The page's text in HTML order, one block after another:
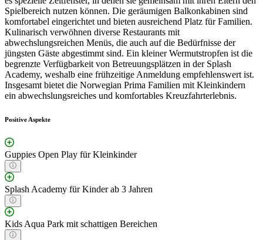
Spielbereich nutzen können. Die geräumigen Balkonkabinen sind
komfortabel eingerichtet und bieten ausreichend Platz für Familien.
Kulinarisch verwöhnen diverse Restaurants mit
abwechslungsreichen Menüs, die auch auf die Bedürfnisse der
jüngsten Gäste abgestimmt sind. Ein kleiner Wermutstropfen ist die
begrenzte Verfügbarkeit von Betreuungsplätzen in der Splash
Academy, weshalb eine frühzeitige Anmeldung empfehlenswert ist.
Insgesamt bietet die Norwegian Prima Familien mit Kleinkindern
ein abwechslungsreiches und komfortables Kreuzfahrterlebnis.
Positive Aspekte
Guppies Open Play für Kleinkinder
Splash Academy für Kinder ab 3 Jahren
Kids Aqua Park mit schattigen Bereichen